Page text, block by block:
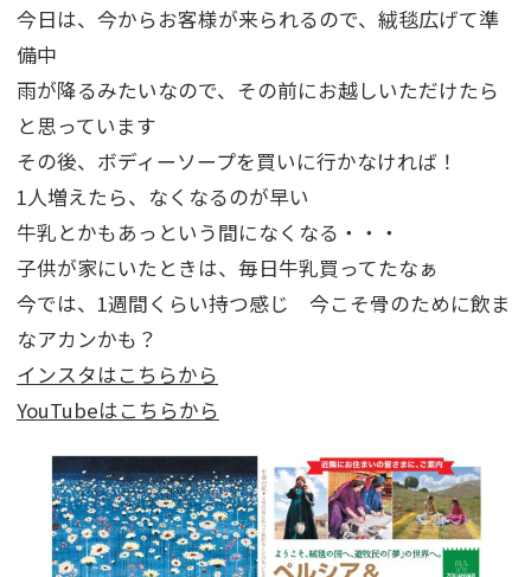
今日は、今からお客様が来られるので、絨毯広げて準
備中
雨が降るみたいなので、その前にお越しいただけたら
と思っています
その後、ボディーソープを買いに行かなければ！
1人増えたら、なくなるのが早い
牛乳とかもあっという間になくなる・・・
子供が家にいたときは、毎日牛乳買ってたなぁ
今では、1週間くらい持つ感じ 今こそ骨のために飲ま
なアカンかも？
インスタはこちらから
YouTubeはこちらから